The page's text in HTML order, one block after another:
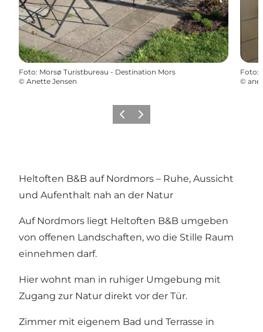
Foto: Morsø Turistbureau - Destination Mors
© Anette Jensen
Foto:
©
Vorherige Folie
Nächste Folie
Heltoften B&B auf Nordmors – Ruhe, Aussicht
und Aufenthalt nah an der Natur
Auf Nordmors liegt Heltoften B&B umgeben
von offenen Landschaften, wo die Stille Raum
einnehmen darf.
Hier wohnt man in ruhiger Umgebung mit
Zugang zur Natur direkt vor der Tür.
Zimmer mit eigenem Bad und Terrasse in